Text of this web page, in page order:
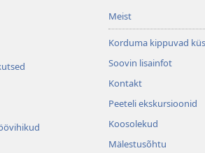
Meist
Korduma kippuvad
Soovin lisainfot
Kontakt
Peeteli ekskursioonid
Koosolekud
Mälestusõhtu